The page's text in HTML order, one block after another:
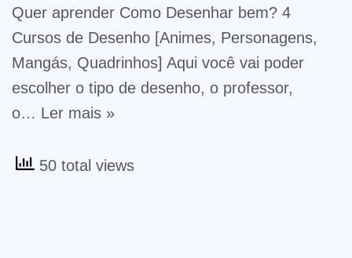
Quer aprender Como Desenhar bem? 4
Cursos de Desenho [Animes, Personagens,
Mangás, Quadrinhos] Aqui você vai poder
escolher o tipo de desenho, o professor,
o… Ler mais »
50 total views